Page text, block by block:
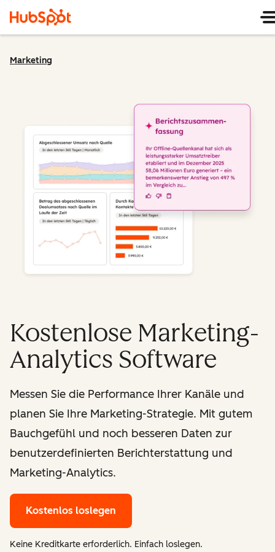
Marketing
Kostenlose Marketing-
Analytics Software
Messen Sie die Performance Ihrer Kanäle und
planen Sie Ihre Marketing-Strategie. Mit gutem
Bauchgefühl und noch besseren Daten zur
benutzerdefinierten Berichterstattung und
Marketing-Analytics.
Kostenlos loslegen
Keine Kreditkarte erforderlich. Einfach loslegen.